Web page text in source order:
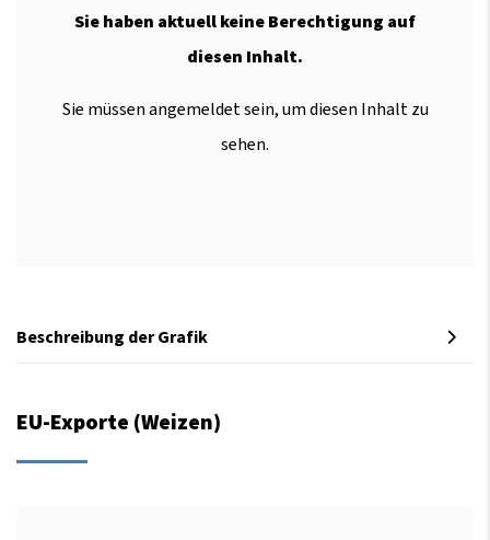
Sie haben aktuell keine Berechtigung auf
diesen Inhalt.
Sie müssen angemeldet sein, um diesen Inhalt zu
sehen.
Beschreibung der Grafik
EU-Exporte (Weizen)